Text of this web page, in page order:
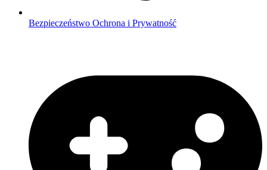
Bezpieczeństwo Ochrona i Prywatność